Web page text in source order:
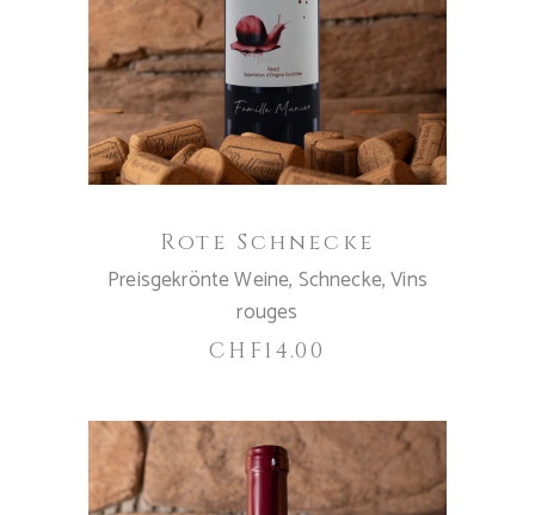
IN DEN WARENKORB
Rote Schnecke
Preisgekrönte Weine, Schnecke,Vins
rouges
CHF14.00